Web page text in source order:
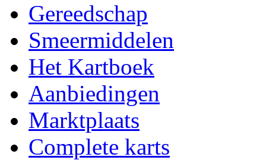
Gereedschap
Smeermiddelen
Het Kartboek
Aanbiedingen
Marktplaats
Complete karts